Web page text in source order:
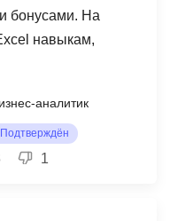
знания, кто
классных
с крутыми
высочайшем
бонусами. На
навыкам,
моделях и
с построением
самым
где
аналитик
Подтверждён
1